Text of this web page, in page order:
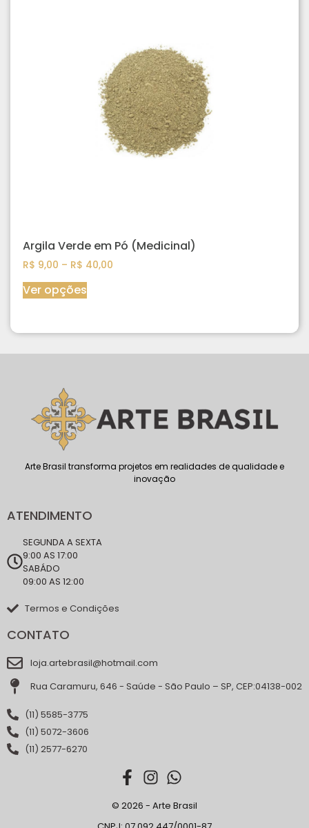
Argila Verde em Pó (Medicinal)
R$ 9,00 – R$ 40,00
Ver opções
Arte Brasil transforma projetos em realidades de qualidade e
inovação
ATENDIMENTO
SEGUNDA A SEXTA
9:00 AS 17:00
SABÁDO
09:00 AS 12:00
Termos e Condições
CONTATO
loja.artebrasil@hotmail.com
Rua Caramuru, 646 - Saúde - São Paulo – SP, CEP:04138-002
(11) 5585-3775
(11) 5072-3606
(11) 2577-6270
© 2026 - Arte Brasil